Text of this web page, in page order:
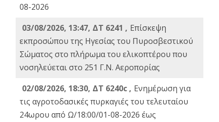
08-2026
03/08/2026, 13:47, ΔΤ 6241 , Επίσκεψη
εκπροσώπου της Ηγεσίας του Πυροσβεστικού
Σώματος στο πλήρωμα του ελικοπτέρου που
νοσηλεύεται στο 251 Γ.Ν. Αεροπορίας
02/08/2026, 18:30, ΔΤ 6240c , Ενημέρωση για
τις αγροτοδασικές πυρκαγιές του τελευταίου
24ωρου από Ω/18:00/01-08-2026 έως